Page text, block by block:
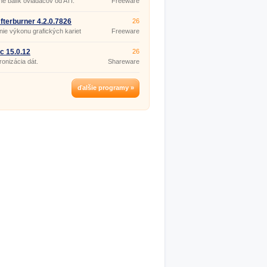
4.2.0.7826
výkonu grafických kariet
26
Freeware
15.0.12
dát.
26
Shareware
ďalšie programy »